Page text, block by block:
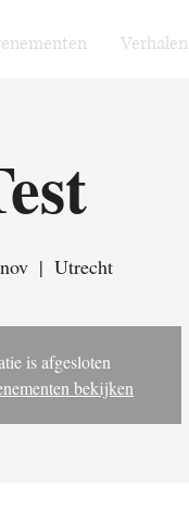
Verhalen
  |
Utrecht
is afgesloten
bekijken